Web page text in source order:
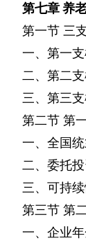
第七章养
第一节 三
一、第一
二、第二
三、第三
第二节 第
一、全国
二、委托
三、可持
第三节 第
一、企业